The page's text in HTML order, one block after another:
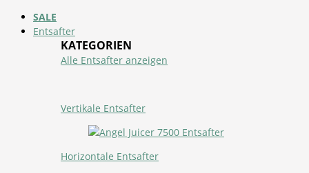
SALE
Entsafter
KATEGORIEN
Alle Entsafter anzeigen
Vertikale Entsafter
Horizontale Entsafter